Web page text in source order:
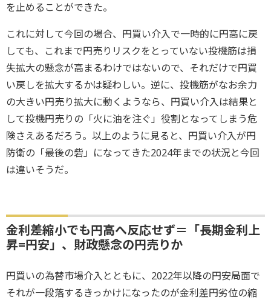
を止めることができた。
これに対して今回の場合、円買い介入で一時的に円高に戻
しても、これまで円売りリスクをとっていない投機筋は損
失拡大の懸念が高まるわけではないので、それだけで円買
い戻しを拡大するかは疑わしい。逆に、投機筋がなお余力
の大きい円売り拡大に動くようなら、円買い介入は結果と
して投機円売りの「火に油を注ぐ」役割となってしまう危
険さえあるだろう。以上のように見ると、円買い介入が円
防衛の「最後の砦」になってきた2024年までの状況と今回
は違いそうだ。
金利差縮小でも円高へ反応せず＝「長期金利上
昇=円安」、財政懸念の円売りか
円買いの為替市場介入とともに、2022年以降の円安局面で
それが一段落するきっかけになったのが金利差円劣位の縮